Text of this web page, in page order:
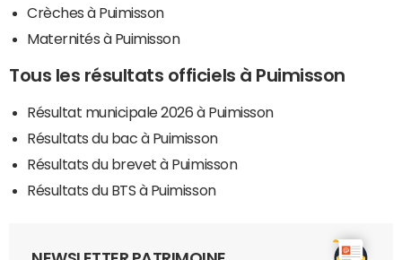
Crèches à Puimisson
Maternités à Puimisson
Tous les résultats officiels à Puimisson
Résultat municipale 2026 à Puimisson
Résultats du bac à Puimisson
Résultats du brevet à Puimisson
Résultats du BTS à Puimisson